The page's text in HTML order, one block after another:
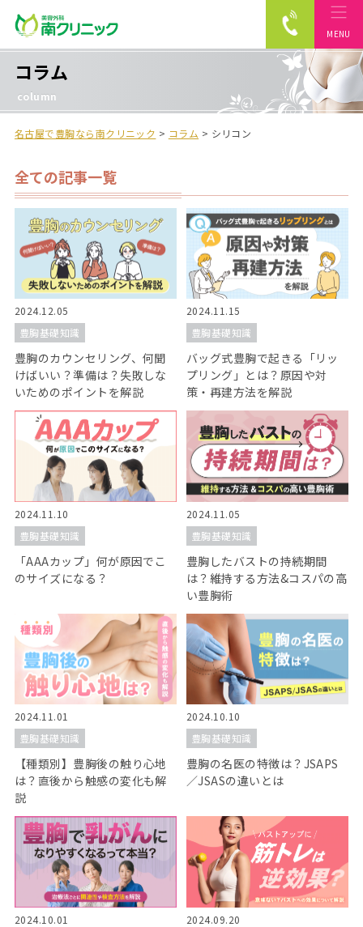
MENU
南クリニック
コラム
column
名古屋で豊胸なら南クリニック > コラム > シリコン
全ての記事一覧
2024.12.05
豊胸基礎知識
豊胸のカウンセリング、何聞
けばいい？準備は？失敗しな
いためのポイントを解説
2024.11.15
豊胸基礎知識
バッグ式豊胸で起きる「リッ
プリング」とは？原因や対
策・再建方法を解説
2024.11.10
豊胸基礎知識
「AAAカップ」何が原因でこ
のサイズになる？
2024.11.05
豊胸基礎知識
豊胸したバストの持続期間
は？維持する方法&コスパの高
い豊胸術
2024.11.01
豊胸基礎知識
【種類別】豊胸後の触り心地
は？直後から触感の変化も解
説
2024.10.10
豊胸基礎知識
豊胸の名医の特徴は？JSAPS
／JSASの違いとは
2024.10.01
2024.09.20